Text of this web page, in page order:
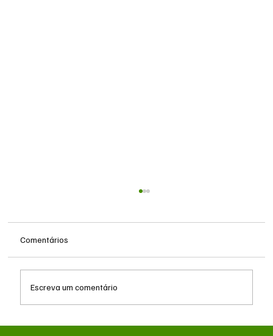
Comentários
Escreva um comentário